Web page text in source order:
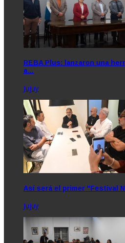
REBA Plus: lanzaron una
a…
Jujuy
Así será el primer "Festival
Jujuy